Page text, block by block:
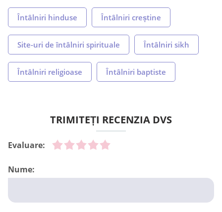
Întâlniri hinduse Întâlniri creștine
Site-uri de întâlniri spirituale Întâlniri sikh
Întâlniri religioase Întâlniri baptiste
TRIMITEȚI RECENZIA DVS
Evaluare:
Nume: